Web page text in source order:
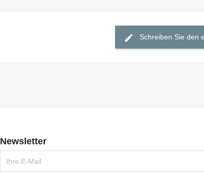
Schreiben Sie den
Newsletter